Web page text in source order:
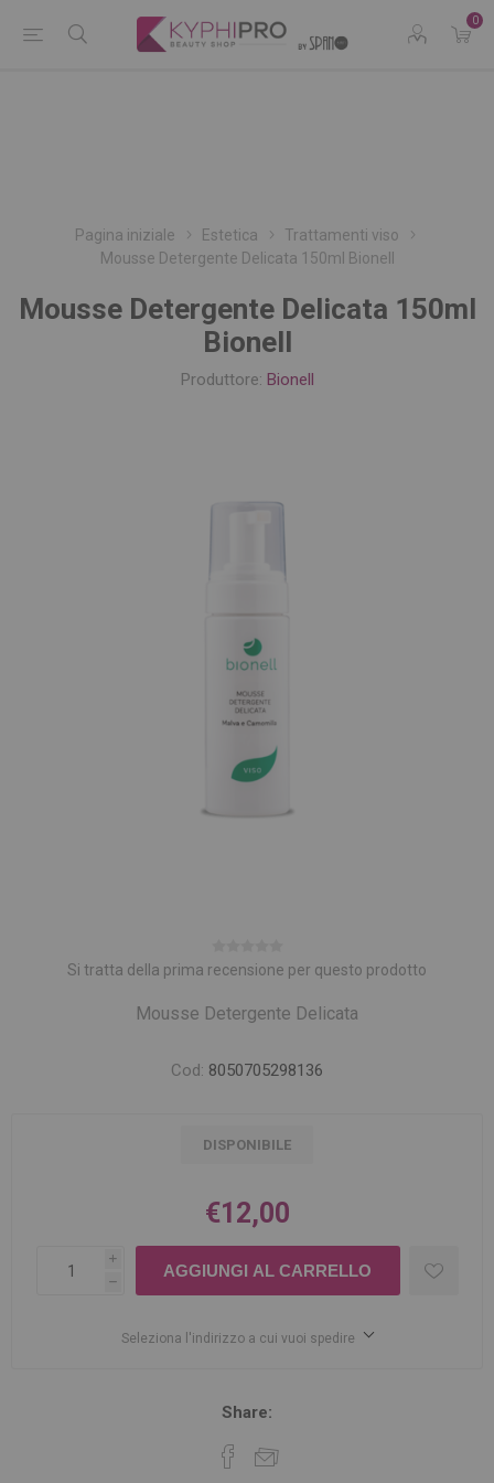
0
Pagina iniziale Estetica
Trattamenti viso
Mousse Detergente Delicata 150ml Bionell
Mousse Detergente Delicata 150ml
Bionell
Produttore: Bionell
Si tratta della prima recensione per questo prodotto
Mousse Detergente Delicata
Cod: 8050705298136
DISPONIBILE
€12,00
i
h
Seleziona l'indirizzo a cui vuoi spedire
Share: